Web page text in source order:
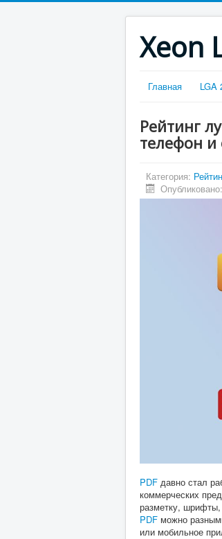
Xeon
Главная LGA
Рейтинг
телефон
Категория:
PDF давно стал
коммерческих
разметку,
PDF можно
или мобильное